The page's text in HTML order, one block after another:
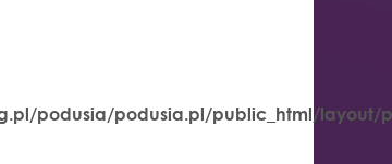
podusia/podusia.pl/public_html/layout/